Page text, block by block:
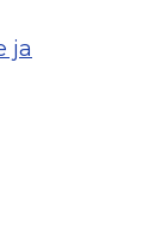
ja